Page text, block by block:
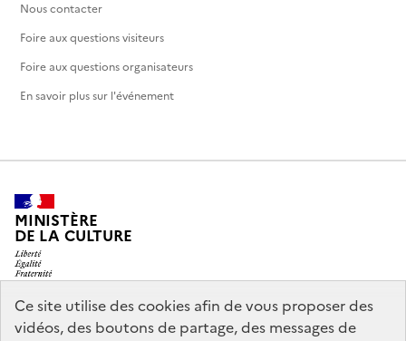
Ce site utilise des cookies afin de vous proposer des
vidéos, des boutons de partage, des messages de
Nous contacter
Foire aux questions visiteurs
Foire aux questions organisateurs
En savoir plus sur l'événement
MINISTÈRE
DE LA CULTURE
legifrance.gouv.fr info.gouv.fr